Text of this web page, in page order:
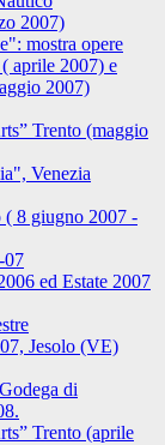
2007)
mostra opere
aprile 2007) e
2007)
Trento (maggio
Venezia
( 8 giugno 2007 -
07
ed Estate 2007
Jesolo (VE)
di
Trento (aprile